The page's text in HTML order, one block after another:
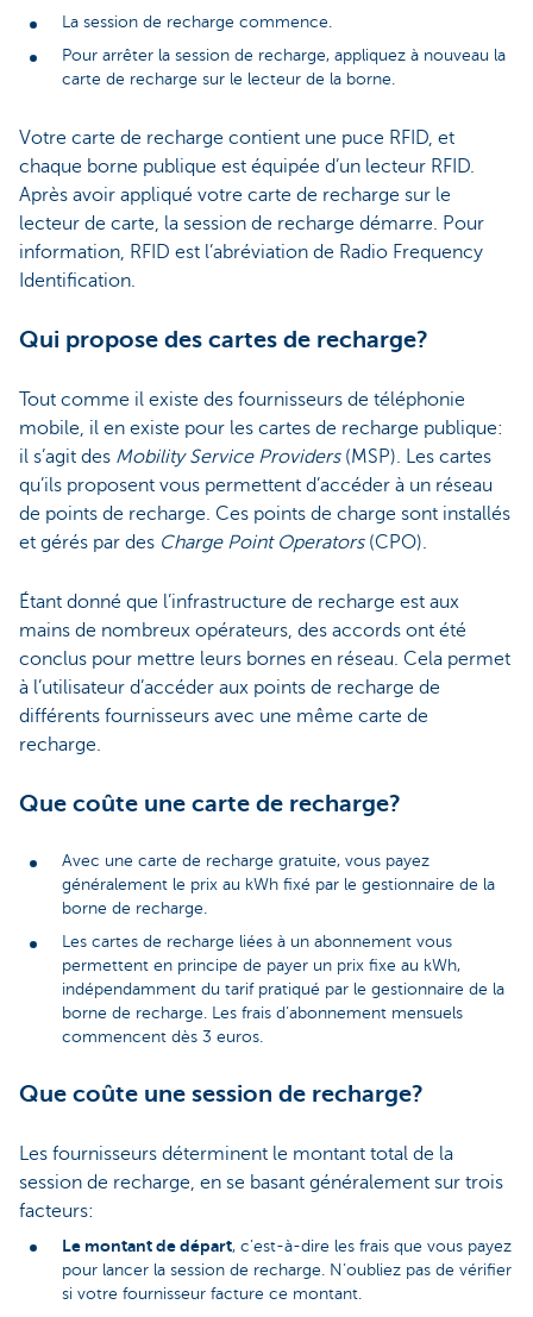
La session de recharge commence.
Pour arrêter la session de recharge, appliquez à nouveau la
carte de recharge sur le lecteur de la borne.
Votre carte de recharge contient une puce RFID, et
chaque borne publique est équipée d’un lecteur RFID.
Après avoir appliqué votre carte de recharge sur le
lecteur de carte, la session de recharge démarre. Pour
information, RFID est l’abréviation de Radio Frequency
Identification.
Qui propose des cartes de recharge?
Tout comme il existe des fournisseurs de téléphonie
mobile, il en existe pour les cartes de recharge publique:
il s’agit des Mobility Service Providers(MSP). Les cartes
qu’ils proposent vous permettent d’accéder à un réseau
de points de recharge. Ces points de charge sont installés
et gérés par des Charge Point Operators(CPO).
Étant donné que l’infrastructure de recharge est aux
mains de nombreux opérateurs, des accords ont été
conclus pour mettre leurs bornes en réseau. Cela permet
à l’utilisateur d’accéder aux points de recharge de
différents fournisseurs avec une même carte de
recharge.
Que coûte une carte de recharge?
Avec une carte de recharge gratuite, vous payez
généralement le prix au kWh fixé par le gestionnaire de la
borne de recharge.
Les cartes de recharge liées à un abonnement vous
permettent en principe de payer un prix fixe au kWh,
indépendamment du tarif pratiqué par le gestionnaire de la
borne de recharge. Les frais d’abonnement mensuels
commencent dès 3 euros.
Que coûte une session de recharge?
Les fournisseurs déterminent le montant total de la
session de recharge, en se basant généralement sur trois
facteurs:
Le montant de départ, c’est-à-dire les frais que vous payez
pour lancer la session de recharge. N’oubliez pas de vérifier
si votre fournisseur facture ce montant.